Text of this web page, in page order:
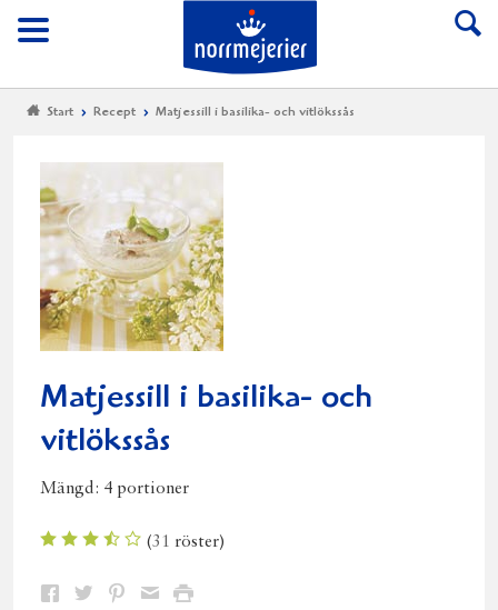
Meny
Till Norrmejerier
Start Recept Matjessill i basilika- och vitlökssås
Matjessill i basilika- och
vitlökssås
Mängd: 4 portioner
(31 röster)
Dela Dela Dela DelaSkriv